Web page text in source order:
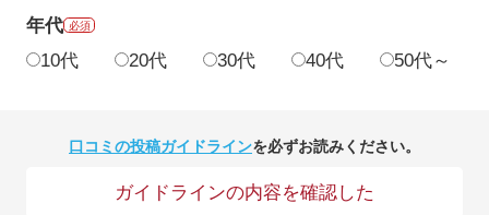
年代 必須
10代 20代 30代 40代 50代～
口コミの投稿ガイドラインを必ずお読みください。
ガイドラインの内容を確認した